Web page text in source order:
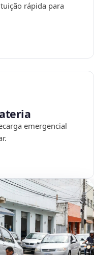
rápida para
emergencial